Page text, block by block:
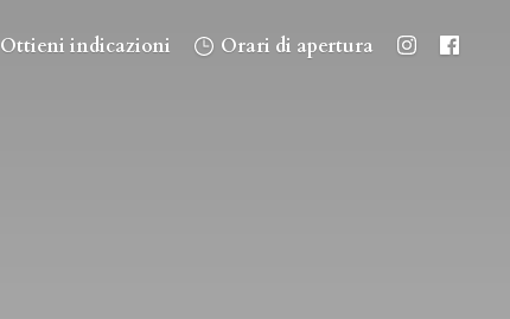
Ottieni indicazioni Orari di apertura